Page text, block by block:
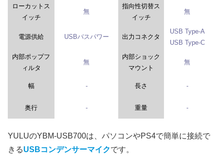
ローカットス
イッチ
無
指向性切替ス
イッチ
無
電源供給 USBバスパワー 出力コネクタ
USB Type-A
USB Type-C
内部ポップフ
ィルタ
無
内部ショック
マウント
無
幅 - 長さ -
奥行 - 重量 -
YULUのYBM-USB700は、パソコンやPS4で簡単に接続で
きるUSBコンデンサーマイクです。